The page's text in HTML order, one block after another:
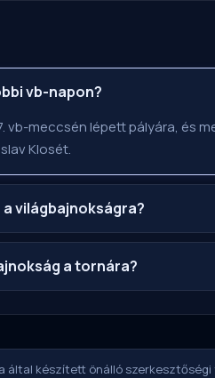
vb-napon?
vb-meccsén lépett pályára, és
Klosét.
világbajnokságra?
a tornára?
készített önálló szerkesztőségi